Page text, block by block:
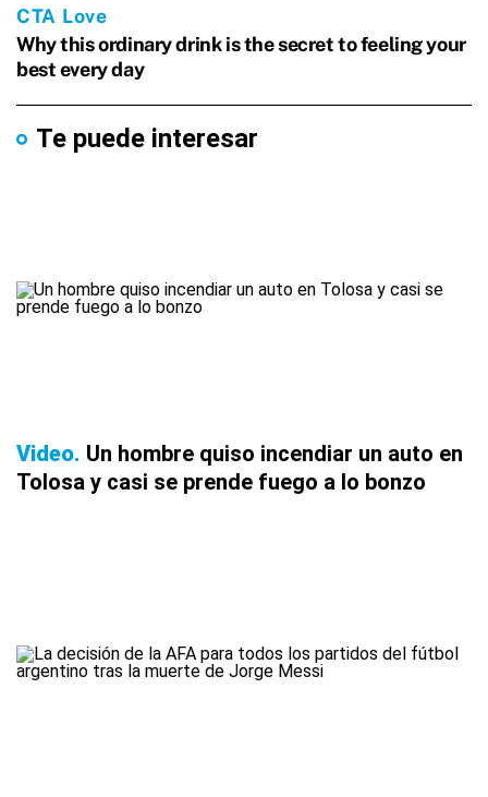
Te puede interesar
Video Un hombre quiso incendiar un auto en
Tolosa y casi se prende fuego a lo bonzo